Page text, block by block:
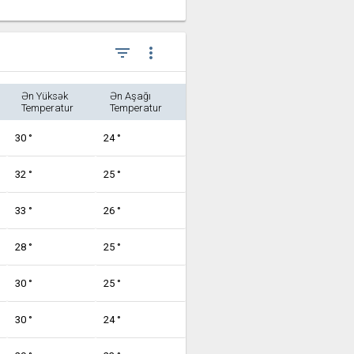
filter_list more_vert
Ən Yüksək
Temperatur
Ən Aşağı
Temperatur
30 ° 24 °
32 ° 25 °
33 ° 26 °
28 ° 25 °
30 ° 25 °
30 ° 24 °